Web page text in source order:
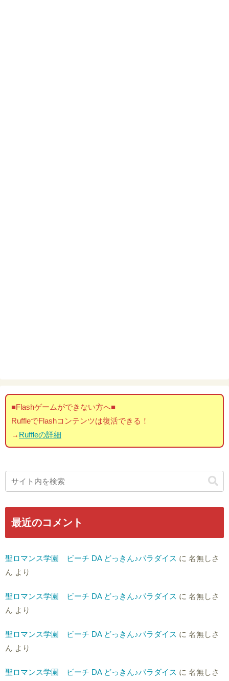
■Flashゲームができない方へ■
RuffleでFlashコンテンツは復活できる！
→ Ruffleの詳細
最近のコメント
聖ロマンス学園 ビーチ DA どっきん♪パラダイス に 名無しさ
ん より
聖ロマンス学園 ビーチ DA どっきん♪パラダイス に 名無しさ
ん より
聖ロマンス学園 ビーチ DA どっきん♪パラダイス に 名無しさ
ん より
聖ロマンス学園 ビーチ DA どっきん♪パラダイス に 名無しさ